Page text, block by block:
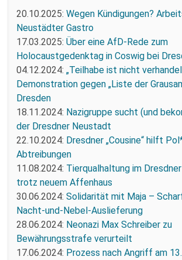
20.10.2025: Wegen Kündigungen?
Neustädter Gastro
17.03.2025: Über eine AfD-Rede zum
Holocaustgedenktag in Coswig bei
04.12.2024: „Teilhabe ist nicht
Demonstration gegen „Liste der
Dresden
18.11.2024: Nazigruppe sucht (und
der Dresdner Neustadt
22.10.2024: Dresdner „Cousine“ hilft
Abtreibungen
11.08.2024: Tierqualhaltung im
trotz neuem Affenhaus
30.06.2024: Solidarität mit Maja –
Nacht-und-Nebel-Auslieferung
28.06.2024: Neonazi Max Schreiber zu
Bewährungsstrafe verurteilt
17.06.2024: Prozess nach Angriff am